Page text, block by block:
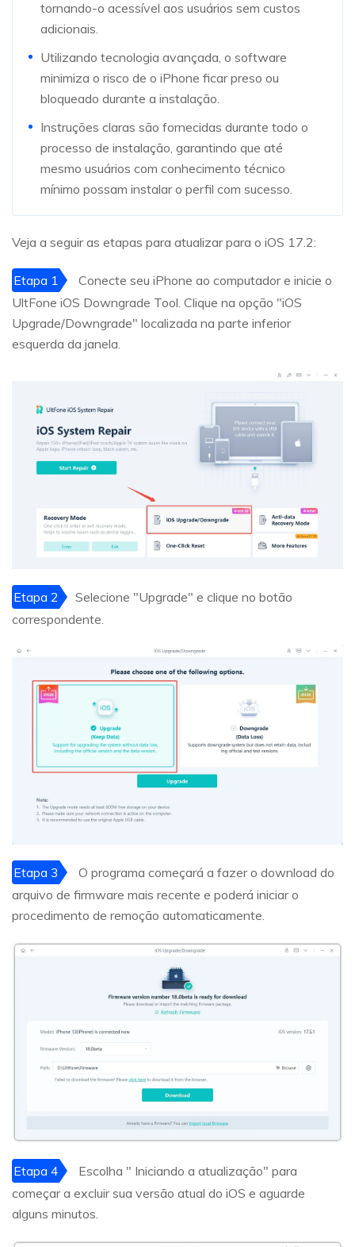
tornando-o acessível aos usuários sem custos
adicionais.
Utilizando tecnologia avançada, o software
minimiza o risco de o iPhone ficar preso ou
bloqueado durante a instalação.
Instruções claras são fornecidas durante todo o
processo de instalação, garantindo que até
mesmo usuários com conhecimento técnico
mínimo possam instalar o perfil com sucesso.
Veja a seguir as etapas para atualizar para o iOS 17.2:
Etapa 1
Conecte seu iPhone ao computador e inicie o
UltFone iOS Downgrade Tool. Clique na opção "iOS
Upgrade/Downgrade" localizada na parte inferior
esquerda da janela.
Etapa 2
Selecione "Upgrade" e clique no botão
correspondente.
Etapa 3
O programa começará a fazer o download do
arquivo de firmware mais recente e poderá iniciar o
procedimento de remoção automaticamente.
Etapa 4
Escolha " Iniciando a atualização" para
começar a excluir sua versão atual do iOS e aguarde
alguns minutos.